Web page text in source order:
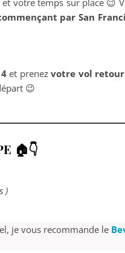
votre temps sur place 😉
par San
et prenezvotre vol retour
😉
🏠👇
)
je vous recommande le